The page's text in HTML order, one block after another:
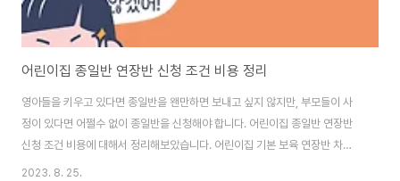
어린이집 종일반 연장반 신청 조건 비용 정리
영아들을 키우고 있다면 종일반을 왠만하면 보내고 싶지 않지만, 부모들이 사
정이 있다면 어쩔수 없이 종일반을 신청해야 합니다. 어린이집 종일반 연장반
신청 조건 비용에 대해서 정리해보았습니다. 어린이집 기본 보육 연장반 차이
어린이집의 기본 보육시간은 오전 9시부터 오후 4시까지 이며 이때는 담임선
2023. 8. 25.